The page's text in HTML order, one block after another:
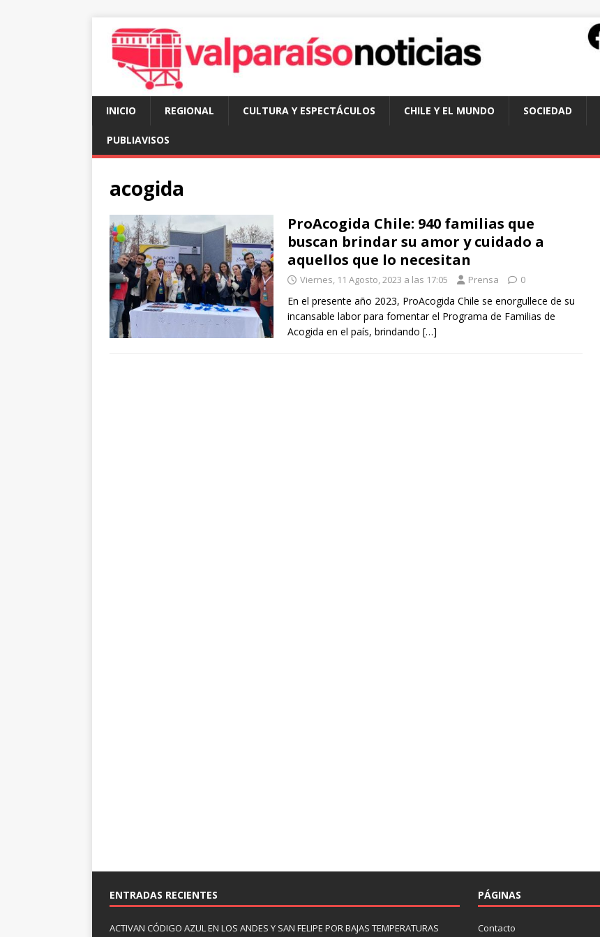
INICIO REGIONAL CULTURA Y ESPECTÁCULOS CHILE Y EL MUNDO SOCIEDAD
PUBLIAVISOS
acogida
ProAcogida Chile: 940 familias que
buscan brindar su amor y cuidado a
aquellos que lo necesitan
Viernes, 11 Agosto, 2023 a las 17:05 Prensa 0
En el presente año 2023, ProAcogida Chile se enorgullece de su
incansable labor para fomentar el Programa de Familias de
Acogida en el país, brindando […]
ENTRADAS RECIENTES
ACTIVAN CÓDIGO AZUL EN LOS ANDES Y SAN FELIPE POR BAJAS TEMPERATURAS
PÁGINAS
Contacto